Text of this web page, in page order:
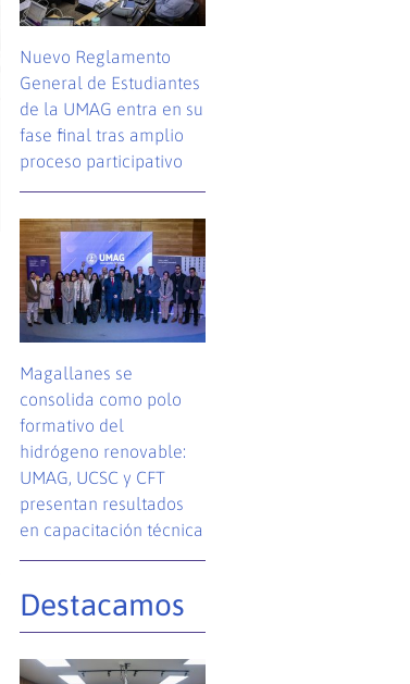
Nuevo Reglamento
General de Estudiantes
de la UMAG entra en su
fase final tras amplio
proceso participativo
Magallanes se
consolida como polo
formativo del
hidrógeno renovable:
UMAG, UCSC y CFT
presentan resultados
en capacitación técnica
Destacamos